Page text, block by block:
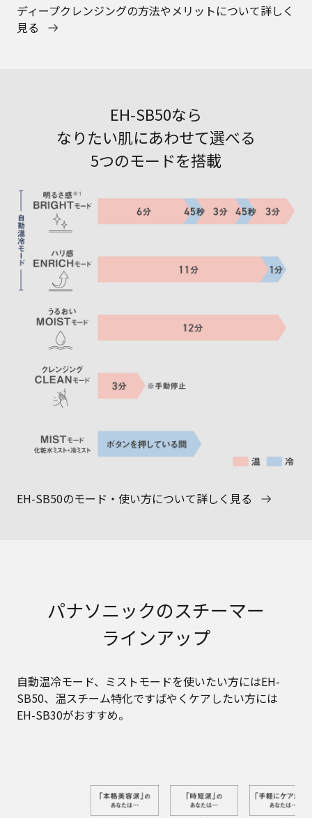
ディープクレンジングの方法やメリットについて詳しく
見る
EH-SB50なら
なりたい肌にあわせて選べる
5つのモードを搭載
EH-SB50のモード・使い方について詳しく見る
パナソニックのスチーマー
ラインアップ
自動温冷モード、ミストモードを使いたい方にはEH-
SB50、温スチーム特化ですばやくケアしたい方には
EH-SB30がおすすめ。